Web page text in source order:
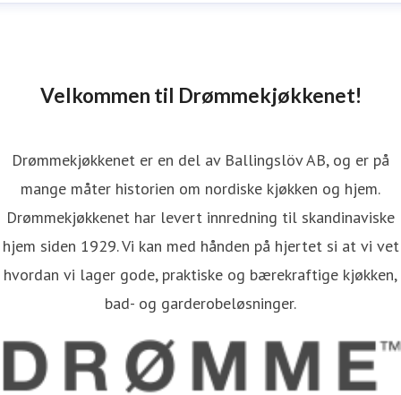
Velkommen til Drømmekjøkkenet!
Drømmekjøkkenet er en del av Ballingslöv AB, og er på
mange måter historien om nordiske kjøkken og hjem.
Drømmekjøkkenet har levert innredning til skandinaviske
hjem siden 1929. Vi kan med hånden på hjertet si at vi vet
hvordan vi lager gode, praktiske og bærekraftige kjøkken,
bad- og garderobeløsninger.